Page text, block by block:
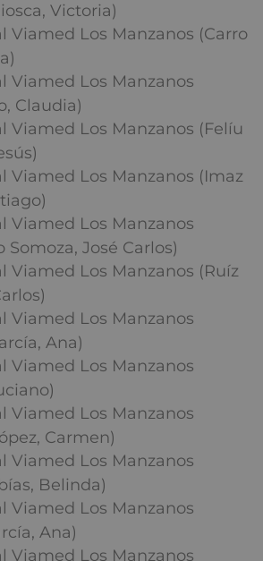
Victoria)
Viamed Los Manzanos (Carro
Viamed Los Manzanos
Claudia)
Viamed Los Manzanos (Felíu
Viamed Los Manzanos (Imaz
Viamed Los Manzanos
Somoza, José Carlos)
Viamed Los Manzanos (Ruíz
Viamed Los Manzanos
Ana)
Viamed Los Manzanos
Viamed Los Manzanos
Carmen)
Viamed Los Manzanos
Belinda)
Viamed Los Manzanos
Ana)
Viamed Los Manzanos